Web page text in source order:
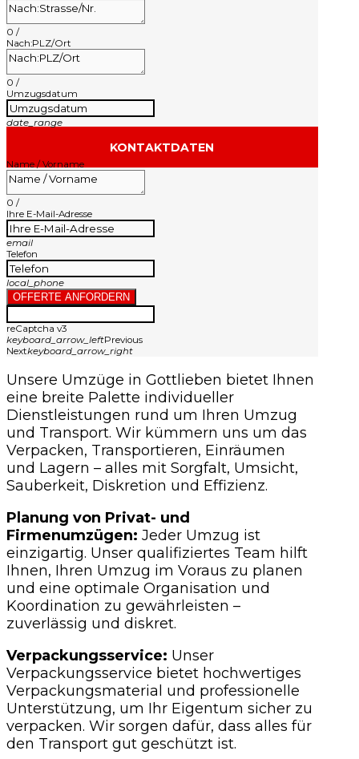
0 /
Nach:PLZ/Ort
0 /
Umzugsdatum
date_range
KONTAKTDATEN
Name / Vorname
0 /
Ihre E-Mail-Adresse
email
Telefon
local_phone
OFFERTE ANFORDERN
reCaptcha v3
keyboard_arrow_leftPrevious
Nextkeyboard_arrow_right
Unsere Umzüge in Gottlieben bietet Ihnen
eine breite Palette individueller
Dienstleistungen rund um Ihren Umzug
und Transport. Wir kümmern uns um das
Verpacken, Transportieren, Einräumen
und Lagern – alles mit Sorgfalt, Umsicht,
Sauberkeit, Diskretion und Effizienz.
Planung von Privat- und
Firmenumzügen: Jeder Umzug ist
einzigartig. Unser qualifiziertes Team hilft
Ihnen, Ihren Umzug im Voraus zu planen
und eine optimale Organisation und
Koordination zu gewährleisten –
zuverlässig und diskret.
Verpackungsservice: Unser
Verpackungsservice bietet hochwertiges
Verpackungsmaterial und professionelle
Unterstützung, um Ihr Eigentum sicher zu
verpacken. Wir sorgen dafür, dass alles für
den Transport gut geschützt ist.